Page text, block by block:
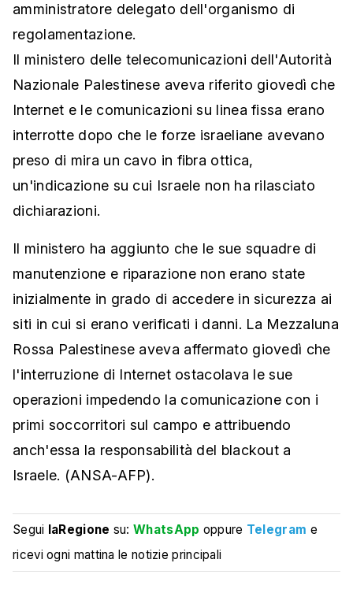
amministratore delegato dell'organismo di
regolamentazione.
Il ministero delle telecomunicazioni dell'Autorità
Nazionale Palestinese aveva riferito giovedì che
Internet e le comunicazioni su linea fissa erano
interrotte dopo che le forze israeliane avevano
preso di mira un cavo in fibra ottica,
un'indicazione su cui Israele non ha rilasciato
dichiarazioni.
Il ministero ha aggiunto che le sue squadre di
manutenzione e riparazione non erano state
inizialmente in grado di accedere in sicurezza ai
siti in cui si erano verificati i danni. La Mezzaluna
Rossa Palestinese aveva affermato giovedì che
l'interruzione di Internet ostacolava le sue
operazioni impedendo la comunicazione con i
primi soccorritori sul campo e attribuendo
anch'essa la responsabilità del blackout a
Israele. (ANSA-AFP).
Segui laRegione su:WhatsApp oppure Telegram e
ricevi ogni mattina le notizie principali